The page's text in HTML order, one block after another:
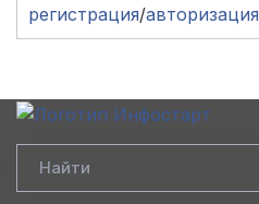
регистрация/авторизация